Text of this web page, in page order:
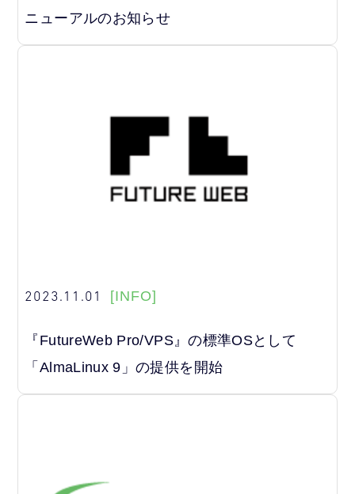
ニューアルのお知らせ
2023.11.01 [INFO]
『FutureWeb Pro/VPS』の標準OSとして
「AlmaLinux 9」の提供を開始